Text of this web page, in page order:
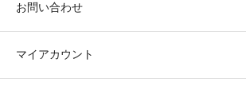
お問い合わせ
マイアカウント